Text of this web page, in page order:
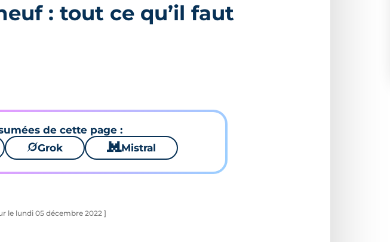
: tout ce qu’il faut
de cette page :
🪐Grok 🐱 Mistral
le lundi 05 décembre 2022 ]